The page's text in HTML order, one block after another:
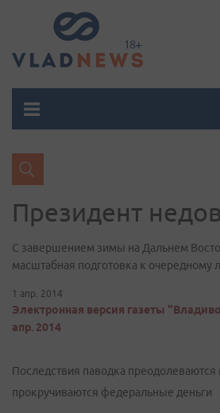
Президент
С завершением зимы на Дальнем
масштабная подготовка к очередному
1 апр. 2014
Электронная версия газеты
апр. 2014
Последствия паводка преодолеваются
прокручиваются федеральные деньги